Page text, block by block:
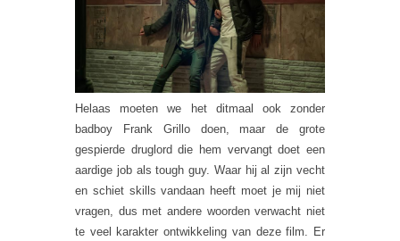
Helaas moeten we het ditmaal ook zonder
badboy Frank Grillo doen, maar de grote
gespierde druglord die hem vervangt doet een
aardige job als tough guy. Waar hij al zijn vecht
en schiet skills vandaan heeft moet je mij niet
vragen, dus met andere woorden verwacht niet
te veel karakter ontwikkeling van deze film. Er